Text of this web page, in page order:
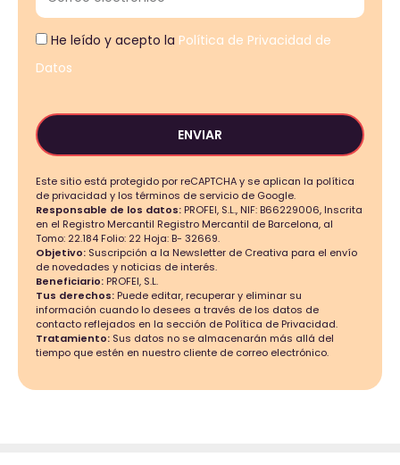
He leído y acepto la Política de Privacidad de
Datos
ENVIAR
Este sitio está protegido por reCAPTCHA y se aplican la política
de privacidad y los términos de servicio de Google.
Responsable de los datos: PROFEI, S.L., NIF: B66229006, Inscrita
en el Registro Mercantil Registro Mercantil de Barcelona, al
Tomo: 22.184 Folio: 22 Hoja: B- 32669.
Objetivo: Suscripción a la Newsletter de Creativa para el envío
de novedades y noticias de interés.
Beneficiario: PROFEI, S.L.
Tus derechos: Puede editar, recuperar y eliminar su
información cuando lo desees a través de los datos de
contacto reflejados en la sección de Política de Privacidad.
Tratamiento: Sus datos no se almacenarán más allá del
tiempo que estén en nuestro cliente de correo electrónico.